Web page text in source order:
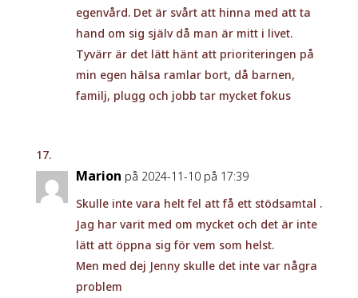
egenvård. Det är svårt att hinna med att ta
hand om sig själv då man är mitt i livet.
Tyvärr är det lätt hänt att prioriteringen på
min egen hälsa ramlar bort, då barnen,
familj, plugg och jobb tar mycket fokus
Marion på 2024-11-10 på 17:39
Skulle inte vara helt fel att få ett stödsamtal .
Jag har varit med om mycket och det är inte
lätt att öppna sig för vem som helst.
Men med dej Jenny skulle det inte var några
problem